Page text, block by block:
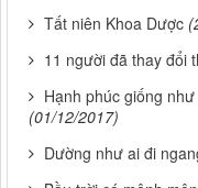
Tất niên Khoa Dược
11 người đã thay đổi
Hạnh phúc giống
(01/12/2017)
Dường như ai đi